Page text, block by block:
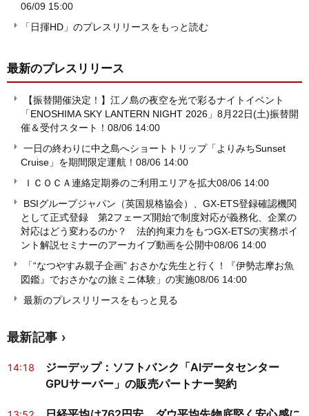
06/09 15:00
「日揮HD」のプレスリリースをもっと読む
最新のプレスリリース
【振替開催決定！】江ノ島の夜空を光で彩るナイトイベント
「ENOSHIMA SKY LANTERN NIGHT 2026」8月22日(土)振替開
催＆受付スタート！ 08/06 14:00
一日の終わりに中之島へショートトリップ「よりみちSunset
Cruise」を期間限定運航！ 08/06 14:00
ＩＣＯＣＡ連絡定期券のご利用エリアを拡大08/06 14:00
BSIグループジャパン（英国規格協会）、GX-ETS登録確認機関
として正式登録 第2フェーズ開始で制度対応が義務化、企業の
対応はどう変わるのか？ 法的拘束力をもつGX-ETSの実務ポイ
ント解説セミナーのアーカイブ動画を公開中08/06 14:00
「“なつやすみ親子企画” おさかな先生と行く！『伊勢志摩お魚
図鑑』でおさかなの旅ミニ体験」の実施08/06 14:00
最新のプレスリリースをもっと見る
最新記事
14:18
ジーデップ：ソフトバンク「AIデータセンター
GPUサーバー」の販売パートナー契約